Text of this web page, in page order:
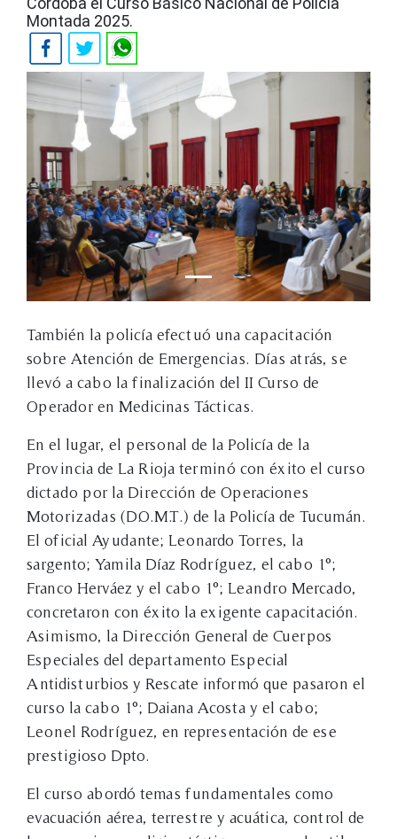
Montada 2025.
También la policía efectuó una capacitación
sobre Atención de Emergencias. Días atrás, se
llevó a cabo la finalización del II Curso de
Operador en Medicinas Tácticas.
En el lugar, el personal de la Policía de la
Provincia de La Rioja terminó con éxito el curso
dictado por la Dirección de Operaciones
Motorizadas (D.O.M.T.) de la Policía de Tucumán.
El oficial Ayudante; Leonardo Torres, la
sargento; Yamila Díaz Rodríguez, el cabo 1°;
Franco Herváez y el cabo 1°; Leandro Mercado,
concretaron con éxito la exigente capacitación.
Asimismo, la Dirección General de Cuerpos
Especiales del departamento Especial
Antidisturbios y Rescate informó que pasaron el
curso la cabo 1°; Daiana Acosta y el cabo;
Leonel Rodríguez, en representación de ese
prestigioso Dpto.
El curso abordó temas fundamentales como
evacuación aérea, terrestre y acuática, control de